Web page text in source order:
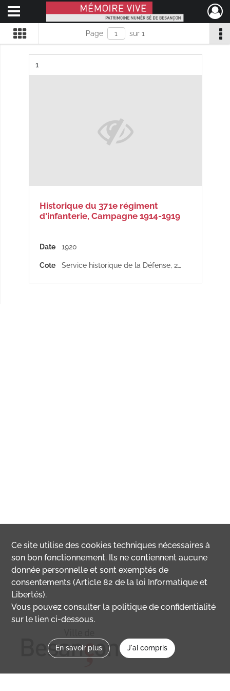
Mémoire Vive patrimoine numérisé de Besançon
Ouvrir le menu déroulant
Page sur 1
Résultat n°
1
Historique du 371e régiment
d'infanterie, Campagne 1914-1919
Date 1920
Cote Service historique de la Défense, 2011-322189
Ce site utilise descookies techniques nécessaires à
son bon fonctionnement. Ils ne contiennent aucune
donnée personnelle et sont exemptés de
consentements (Article 82 de la loi Informatique et
Libertés).
Vous pouvez consulter la politique de confidentialité
sur le lien ci-dessous.
En savoir plus J'ai compris